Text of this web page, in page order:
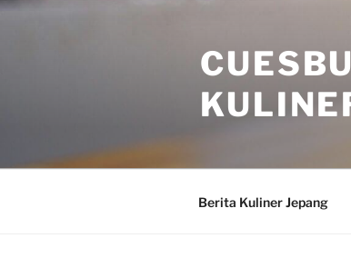
Skip
Berita Kuliner Jepang